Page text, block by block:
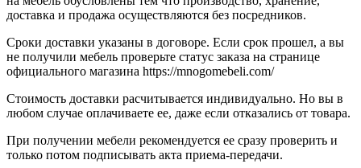
доставка и продажа осуществляются без посредников.
Сроки доставки указаны в договоре. Если срок прошел, а вы
не получили мебель проверьте статус заказа на странице
официального магазина https://mnogomebeli.com/
Стоимость доставки расчитывается индивидуально. Но вы в
любом случае оплачиваете ее, даже если отказались от товара.
При получении мебели рекомендуется ее сразу проверить и
только потом подписывать акта приема-передачи.